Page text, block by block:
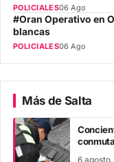
POLICIALES06 Ago
#Oran Operativo en
blancas
POLICIALES06 Ago
Más de Salta